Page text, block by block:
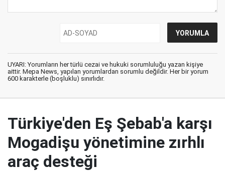
UYARI: Yorumların her türlü cezai ve hukuki sorumluluğu yazan kişiye
aittir. Mepa News, yapılan yorumlardan sorumlu değildir. Her bir yorum
600 karakterle (boşluklu) sınırlıdır.
Türkiye'den Eş Şebab'a karşı
Mogadişu yönetimine zırhlı
araç desteği